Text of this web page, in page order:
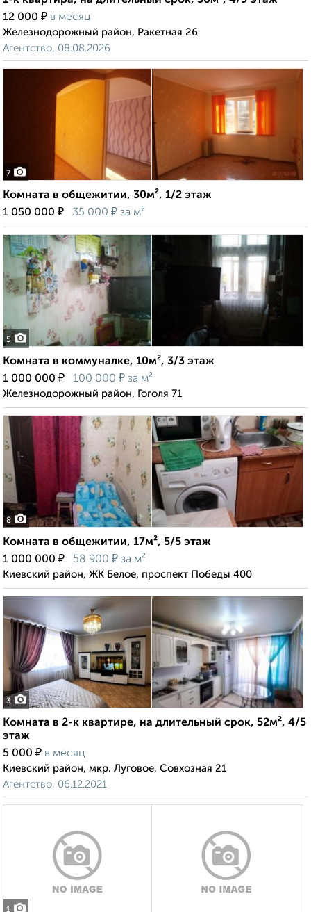
12 000 ₽ в месяц
Железнодорожный район, Ракетная 26
Агентство, 08.08.2026
7
Комната в общежитии, 30м², 1/2 этаж
1 050 000 ₽ 35 000 ₽ за м²
5
Комната в коммуналке, 10м², 3/3 этаж
1 000 000 ₽ 100 000 ₽ за м²
Железнодорожный район, Гоголя 71
8
Комната в общежитии, 17м², 5/5 этаж
1 000 000 ₽ 58 900 ₽ за м²
Киевский район, ЖК Белое, проспект Победы 400
3
Комната в 2-к квартире, на длительный срок, 52м², 4/5
этаж
5 000 ₽ в месяц
Киевский район, мкр. Луговое, Совхозная 21
Агентство, 06.12.2021
1